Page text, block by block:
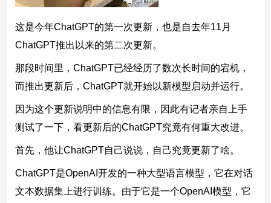
这是今年ChatGPT的第一次更新，也是自去年11月
ChatGPT推出以来的第二次更新。
那段时间里，ChatGPT已经经历了数次长时间的宕机，
而推出更新后，ChatGPT就开始以新模型启动并运行。
因为这个更新说明中的信息有限，因此有记者亲自上手
测试了一下，看更新后的ChatGPT究竟有何重大改进。
首先，他让ChatGPT自己说说，自己究竟更新了啥。
ChatGPT是OpenAI开发的一种大型语言模型，它在对话
文本数据集上进行训练。由于它是一个OpenAI模型，它